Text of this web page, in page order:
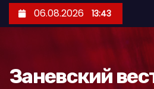
е
06.08.2026 13:43
Заневский